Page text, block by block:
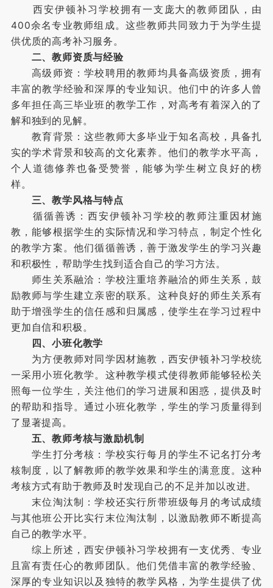
西安伊顿补习学校拥有一支庞大的教师团队，由
400余名专业教师组成。这些教师共同致力于为学生提
供优质的高考补习服务。
二、教师资质与经验
高级师资：学校聘用的教师均具备高级资质，拥有
丰富的教学经验和深厚的专业知识。他们中的许多人曾
多年担任高三毕业班的教学工作，对高考有着深入的了
解和独到的见解。
教育背景：这些教师大多毕业于知名高校，具备扎
实的学术背景和较高的文化素养。他们的教学水平高，
个人道德修养也备受赞誉，能够为学生树立良好的榜
样。
三、教学风格与特点
循循善诱：西安伊顿补习学校的教师注重因材施
教，能够根据学生的实际情况和学习特点，制定个性化
的教学方案。他们循循善诱，善于激发学生的学习兴趣
和积极性，帮助学生找到适合自己的学习方法。
师生关系融洽：学校注重培养融洽的师生关系，鼓
励教师与学生建立亲密的联系。这种良好的师生关系有
助于增强学生的信任感和归属感，使学生在学习过程中
更加自信和积极。
四、小班化教学
为方便教师对同学因材施教，西安伊顿补习学校统
一采用小班化教学。这种教学模式使得教师能够轻松关
照每一位学生，关注他们的学习进展和困惑，提供及时
的帮助和指导。通过小班化教学，学生的学习质量得到
了显著提高。
五、教师考核与激励机制
学生打分考核：学校实行每月的学生不记名打分考
核制度，以了解教师的教学效果和学生的满意度。这种
考核方式有助于教师及时发现自己的不足并加以改进。
末位淘汰制：学校还实行所带班级每月的考试成绩
与其他班公开比实行末位淘汰制，以激励教师不断提高
自己的教学水平。
综上所述，西安伊顿补习学校拥有一支优秀、专业
且富有责任心的教师团队。他们凭借丰富的教学经验、
深厚的专业知识以及独特的教学风格，为学生提供了优